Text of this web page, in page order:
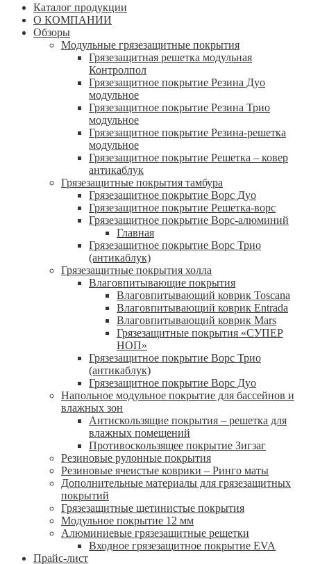
Каталог продукции
О КОМПАНИИ
Обзоры
Модульные грязезащитные покрытия
Грязезащитная решетка модульная
Контролпол
Грязезащитное покрытие Резина Дуо
модульное
Грязезащитное покрытие Резина Трио
модульное
Грязезащитное покрытие Резина-решетка
модульное
Грязезащитное покрытие Решетка – ковер
антикаблук
Грязезащитные покрытия тамбура
Грязезащитное покрытие Ворс Дуо
Грязезащитное покрытие Решетка-ворс
Грязезащитное покрытие Ворс-алюминий
Главная
Грязезащитное покрытие Ворс Трио
(антикаблук)
Грязезащитные покрытия холла
Влаговпитывающие покрытия
Влаговпитывающий коврик Toscana
Влаговпитывающий коврик Entrada
Влаговпитывающий коврик Mars
Грязезащитные покрытия «СУПЕР
НОП»
Грязезащитное покрытие Ворс Трио
(антикаблук)
Грязезащитное покрытие Ворс Дуо
Напольное модульное покрытие для бассейнов и
влажных зон
Антискользящие покрытия – решетка для
влажных помещений
Противоскользящее покрытие Зигзаг
Резиновые рулонные покрытия
Резиновые ячеистые коврики – Ринго маты
Дополнительные материалы для грязезащитных
покрытий
Грязезащитные щетинистые покрытия
Модульное покрытие 12 мм
Алюминиевые грязезащитные решетки
Входное грязезащитное покрытие EVA
Прайс-лист